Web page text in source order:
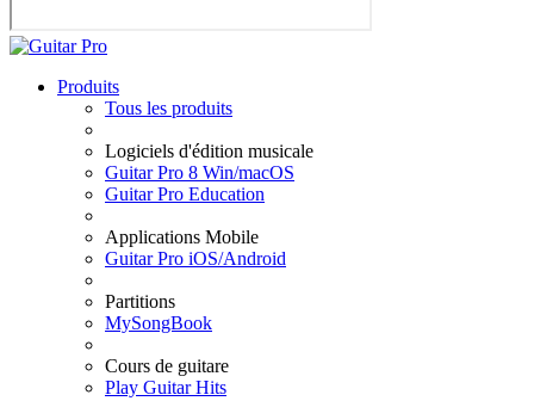
Produits
Tous les produits
Logiciels d'édition musicale
Guitar Pro 8 Win/macOS
Guitar Pro Education
Applications Mobile
Guitar Pro iOS/Android
Partitions
MySongBook
Cours de guitare
Play Guitar Hits